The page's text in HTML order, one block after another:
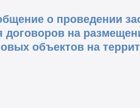
о проведении
договоров на
объектов на